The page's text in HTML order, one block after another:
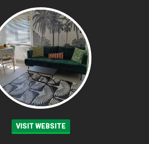
VISIT WEBSITE